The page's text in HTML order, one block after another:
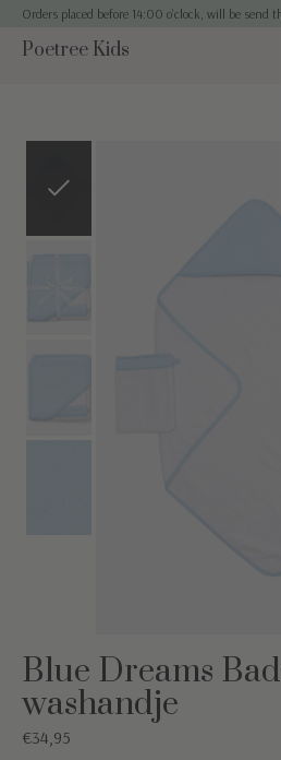
Orders placed before 14:00 o'clock, will be send
Poetree Kids
Blue Dreams
washandje
€34,95